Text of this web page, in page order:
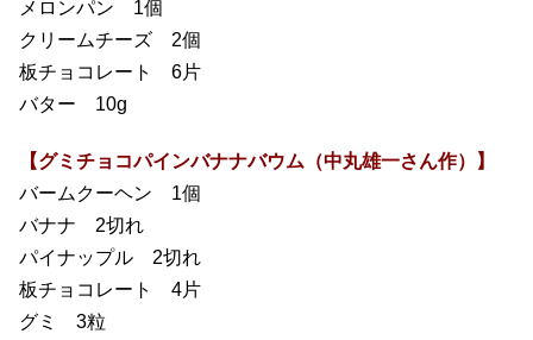
メロンパン 1個
クリームチーズ 2個
板チョコレート 6片
バター 10g
【グミチョコパインバナナバウム（中丸雄一さん作）】
バームクーヘン 1個
バナナ 2切れ
パイナップル 2切れ
板チョコレート 4片
グミ 3粒